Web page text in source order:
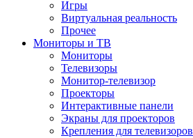
Игры
Виртуальная реальность
Прочее
Мониторы и ТВ
Мониторы
Телевизоры
Монитор-телевизор
Проекторы
Интерактивные панели
Экраны для проекторов
Крепления для телевизоров